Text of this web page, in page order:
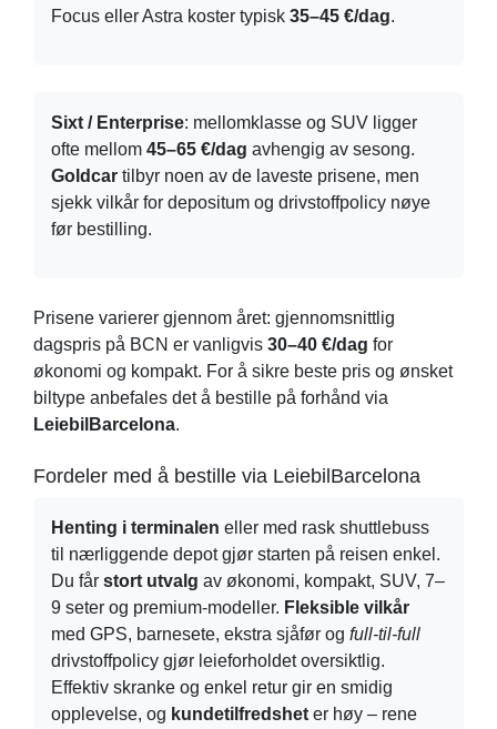
Focus eller Astra koster typisk 35–45 €/dag.
Sixt / Enterprise: mellomklasse og SUV ligger
ofte mellom 45–65 €/dag avhengig av sesong.
Goldcar tilbyr noen av de laveste prisene, men
sjekk vilkår for depositum og drivstoffpolicy nøye
før bestilling.
Prisene varierer gjennom året: gjennomsnittlig
dagspris på BCN er vanligvis 30–40 €/dag for
økonomi og kompakt. For å sikre beste pris og ønsket
biltype anbefales det å bestille på forhånd via
LeiebilBarcelona.
Fordeler med å bestille via LeiebilBarcelona
Henting i terminalen eller med rask shuttlebuss
til nærliggende depot gjør starten på reisen enkel.
Du får stort utvalg av økonomi, kompakt, SUV, 7–
9 seter og premium-modeller. Fleksible vilkår
med GPS, barnesete, ekstra sjåfør og full-til-full
drivstoffpolicy gjør leieforholdet oversiktlig.
Effektiv skranke og enkel retur gir en smidig
opplevelse, og kundetilfredshet er høy – rene